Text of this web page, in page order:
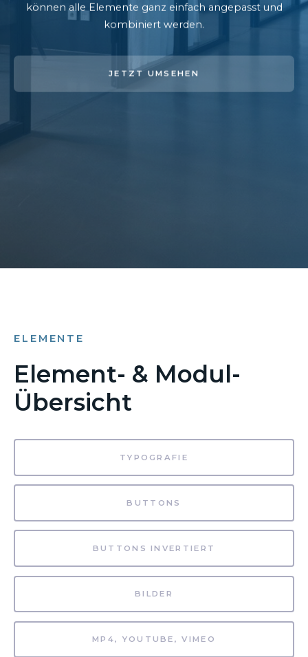
können alle Elemente ganz einfach angepasst und
kombiniert werden.
JETZT UMSEHEN
ELEMENTE
Element- & Modul-
Übersicht
TYPOGRAFIE
BUTTONS
BUTTONS INVERTIERT
BILDER
MP4, YOUTUBE, VIMEO